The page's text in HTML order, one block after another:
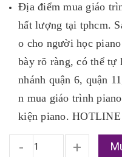
Địa điểm mua giáo
hất lượng tại tphcm.
o cho người học
bày rõ ràng, có thể tự
nhánh quận 6, quận
n mua giáo trình
kiện piano. HOTLINE
- +